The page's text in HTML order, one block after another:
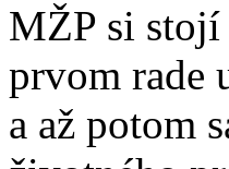
MŽP si stojí
prvom rade
a až potom